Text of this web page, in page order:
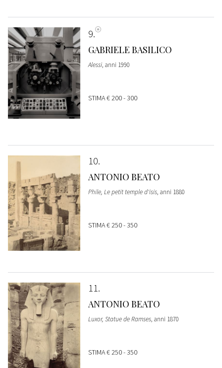
9
GABRIELE BASILICO
Alessi, anni 1990
STIMA€ 200 - 300
10
ANTONIO BEATO
Phile, Le petit temple d'isis, anni 1880
STIMA€ 250 - 350
11
ANTONIO BEATO
Luxor, Statue de Ramses, anni 1870
STIMA€ 250 - 350